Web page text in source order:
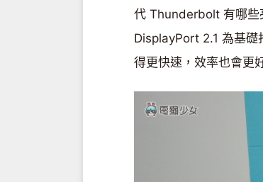
代 Thunderbolt 有哪些
DisplayPort 2.1 為基
得更快速，效率也會更